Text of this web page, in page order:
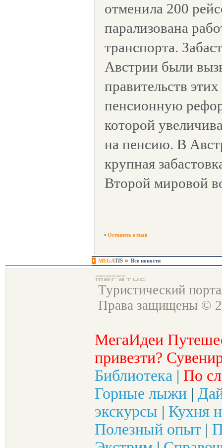
отменила 200
парализована
транспорта.
Австрии были
правительств
пенсионную
которой
на пенсию. В
крупная
Второй мировой
Оставить отзыв
MEGATIS Все новости
Туристический
Права защищены ©
МегаИдеи
привезти?
Библиотека | По
Горные лыжи |
экскурсы | Кухня
Полезный опыт |